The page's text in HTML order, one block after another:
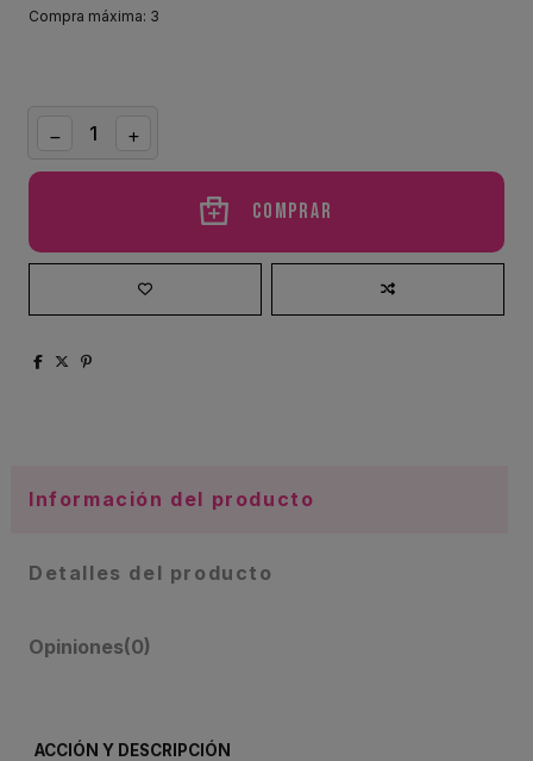
Compra máxima: 3
Comprar
Información del producto
Detalles del producto
Opiniones(0)
ACCIÓN Y DESCRIPCIÓN